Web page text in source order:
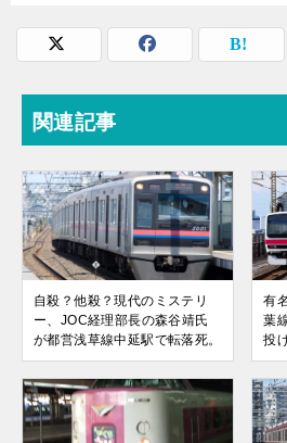
関連記事
自殺？他殺？現代のミステリ
ー、JOC経理部長の森谷靖氏
が都営浅草線中延駅で転落死。
有
葉
投